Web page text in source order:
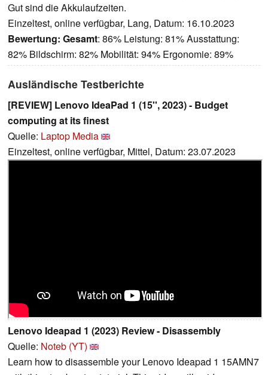
Gut sind die Akkulaufzeiten.
Einzeltest, online verfügbar, Lang, Datum: 16.10.2023
Bewertung: Gesamt: 86% Leistung: 81% Ausstattung:
82% Bildschirm: 82% Mobilität: 94% Ergonomie: 89%
Ausländische Testberichte
[REVIEW] Lenovo IdeaPad 1 (15'', 2023) - Budget
computing at its finest
Quelle: Laptop Media
Einzeltest, online verfügbar, Mittel, Datum: 23.07.2023
Lenovo Ideapad 1 (2023) Review - Disassembly
Quelle: Noteb (YT)
Learn how to disassemble your Lenovo Ideapad 1 15AMN7